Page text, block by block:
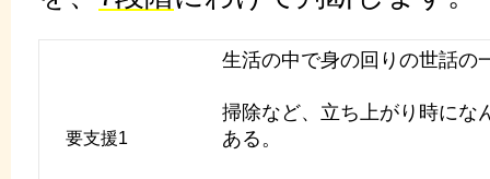
要支援1
生活の中で身の回りの世話の
掃除など、立ち上がり時にな
ある。